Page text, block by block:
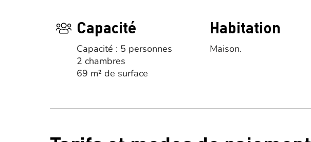
Capacité
Capacité : 5 personnes
2 chambres
69 m² de surface
Habitation
Maison.